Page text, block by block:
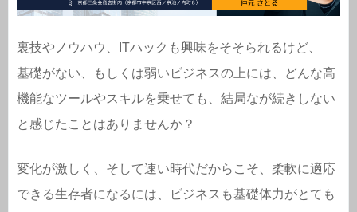
裏技やノウハウ、ITハックも興味をそそられるけど、
基礎がない、もしくは弱いビジネスの上には、どんな高
機能なツールやスキルを乗せても、結局なが続きしない
と感じたことはありませんか？
変化が激しく、そして速い時代だからこそ、柔軟に適応
できる生存者になるには、ビジネスも基礎体力がとても